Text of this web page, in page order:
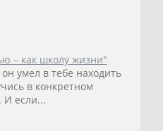
– как школу жизни"
он умел в тебе находить
в конкретном
И если...